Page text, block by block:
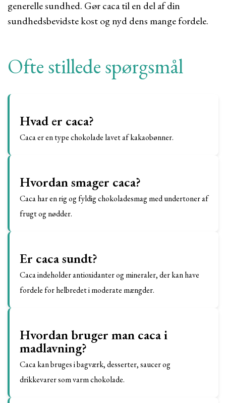
generelle sundhed. Gør caca til en del af din
sundhedsbevidste kost og nyd dens mange fordele.
Ofte stillede spørgsmål
Hvad er caca?
Caca er en type chokolade lavet af kakaobønner.
Hvordan smager caca?
Caca har en rig og fyldig chokoladesmag med undertoner af
frugt og nødder.
Er caca sundt?
Caca indeholder antioxidanter og mineraler, der kan have
fordele for helbredet i moderate mængder.
Hvordan bruger man caca i
madlavning?
Caca kan bruges i bagværk, desserter, saucer og
drikkevarer som varm chokolade.